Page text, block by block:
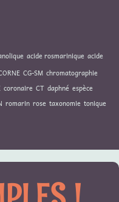
acide rosmarinique acide
CG-SM chromatographie
coronaire CT daphné espèce
romarin rose taxonomie tonique